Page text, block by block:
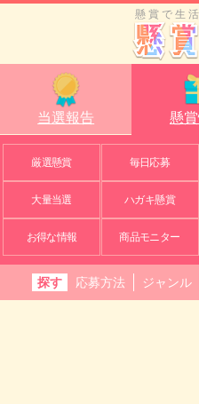
懸賞で生
当選報告 懸
厳選懸賞 毎日応募
大量当選 ハガキ懸賞
お得な情報 商品モニター
探す 応募方法 ジャンル